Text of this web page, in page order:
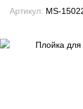
Артикул: MS-